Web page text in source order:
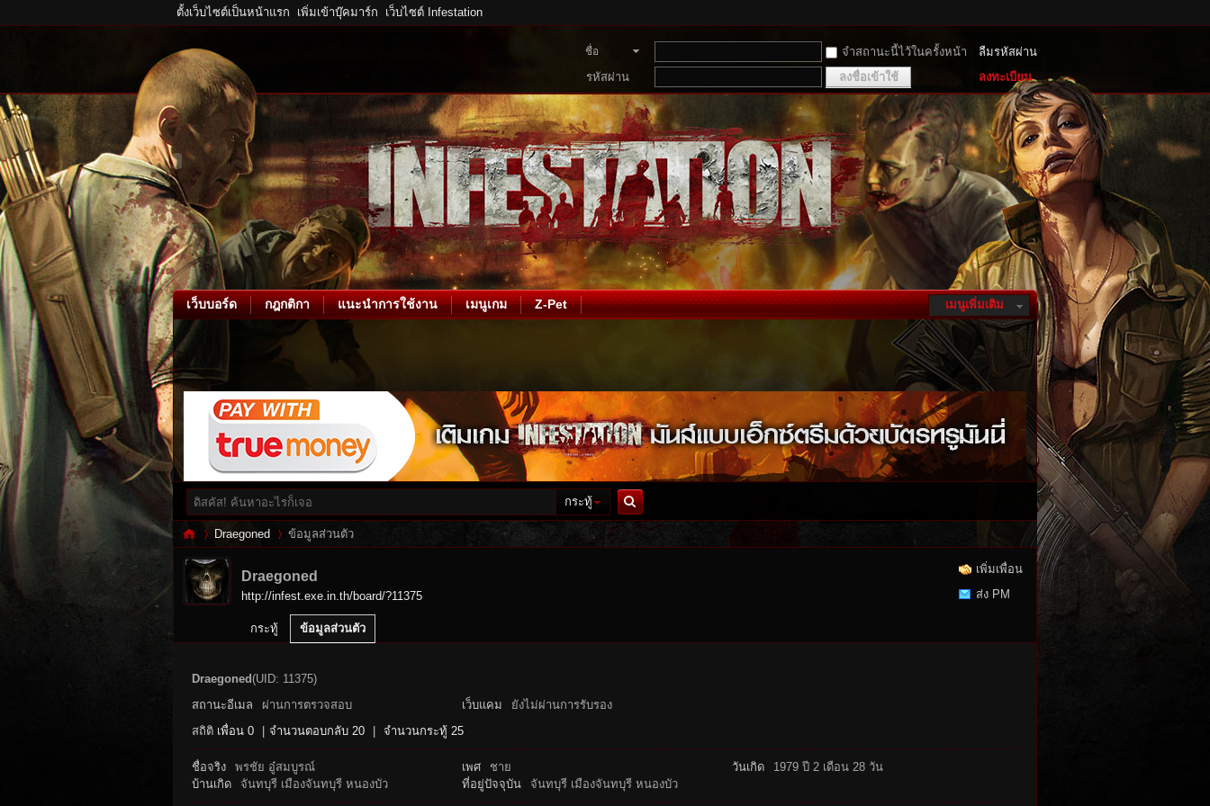
ตั้งเว็บไซต์เป็นหน้าแรก เพิ่มเข้าบุ๊คมาร์ก เว็บไซต์ Infestation
ชื่อ
สมาชิก
จำสถานะนี้ไว้ในครั้งหน้า
ลืมรหัสผ่าน
รหัสผ่าน
ลงชื่อเข้าใช้ ลงทะเบียน
เมนูเพิ่มเติม
เว็บบอร์ด กฎกติกา แนะนำการใช้งาน เมนูเกม Z-Pet
กระทู้
ค้นหา
es
Draegoned ข้อมูลส่วนตัว
เพิ่มเพื่อน
ส่ง PM
Draegoned
http://infest.exe.in.th/board/?11375
กระทู้ ข้อมูลส่วนตัว
Draegoned(UID: 11375)
สถานะอีเมล
ผ่านการตรวจสอบ เว็บแคม
ยังไม่ผ่านการรับรอง
สถิติ เพื่อน 0 จำนวนตอบกลับ 20 จำนวนกระทู้ 25
ชื่อจริง พรชัย อู๋สมบูรณ์ เพศ ชาย วันเกิด
1979 ปี 2 เดือน 28 วัน
บ้านเกิด
จันทบุรี เมืองจันทบุรี หนองบัว ที่อยู่ปัจจุบัน จันทบุรี เมืองจันทบุรี หนองบัว